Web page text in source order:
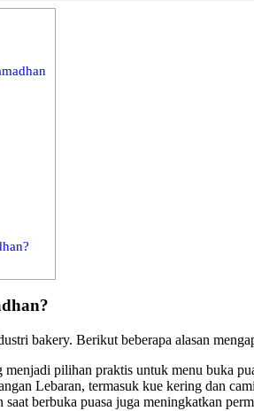
bakery. Berikut beberapa alasan
pilihan praktis untuk menu buka
Lebaran, termasuk kue kering dan
berbuka puasa juga meningkatkan